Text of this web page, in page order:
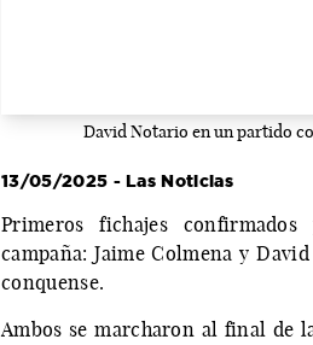
David Notario en un partido
13/05/2025 - Las Noticias
Primeros fichajes
campaña: Jaime Colmena y
conquense.
Ambos se marcharon al final de